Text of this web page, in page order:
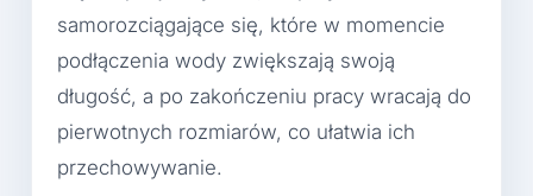
samorozciągające się, które w momencie
podłączenia wody zwiększają swoją
długość, a po zakończeniu pracy wracają do
pierwotnych rozmiarów, co ułatwia ich
przechowywanie.